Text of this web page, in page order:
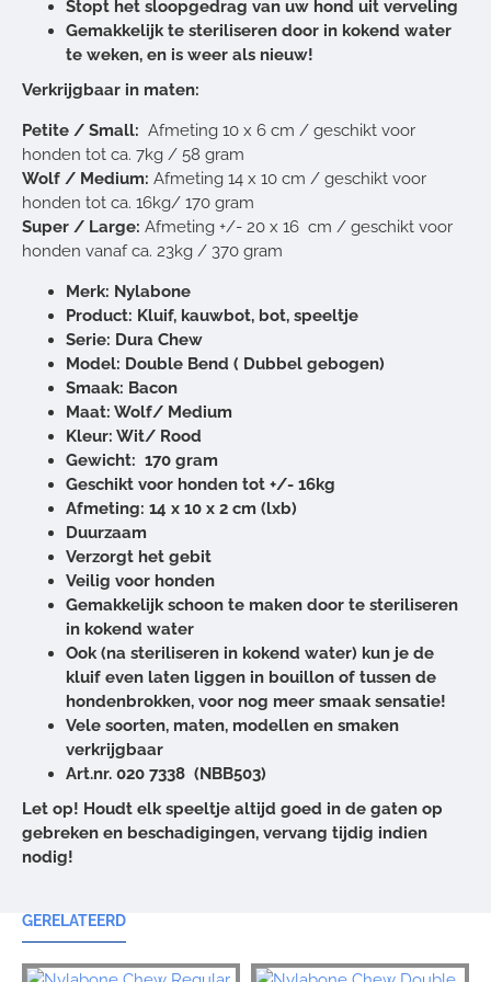
Stopt het sloopgedrag van uw hond uit verveling
Gemakkelijk te steriliseren door in kokend water
te weken, en is weer als nieuw!
Verkrijgbaar in maten:
Petite / Small: Afmeting 10 x 6 cm / geschikt voor
honden tot ca. 7kg / 58 gram
Wolf / Medium: Afmeting 14 x 10 cm / geschikt voor
honden tot ca. 16kg/ 170 gram
Super / Large: Afmeting +/- 20 x 16 cm / geschikt voor
honden vanaf ca. 23kg / 370 gram
Merk: Nylabone
Product: Kluif, kauwbot, bot, speeltje
Serie: Dura Chew
Model: Double Bend ( Dubbel gebogen)
Smaak: Bacon
Maat: Wolf/ Medium
Kleur: Wit/ Rood
Gewicht: 170 gram
Geschikt voor honden tot +/- 16kg
Afmeting: 14 x 10 x 2 cm (lxb)
Duurzaam
Verzorgt het gebit
Veilig voor honden
Gemakkelijk schoon te maken door te steriliseren
in kokend water
Ook (na steriliseren in kokend water) kun je de
kluif even laten liggen in bouillon of tussen de
hondenbrokken, voor nog meer smaak sensatie!
Vele soorten, maten, modellen en smaken
verkrijgbaar
Art.nr. 020 7338 (NBB503)
Let op! Houdt elk speeltje altijd goed in de gaten op
gebreken en beschadigingen, vervang tijdig indien
nodig!
GERELATEERD